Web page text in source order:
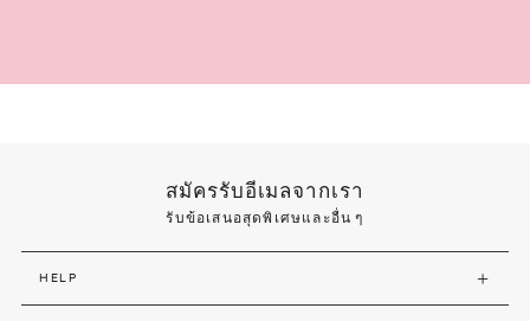
สมัครรับอีเมลจากเรา
รับข้อเสนอสุดพิเศษและอื่น ๆ
HELP